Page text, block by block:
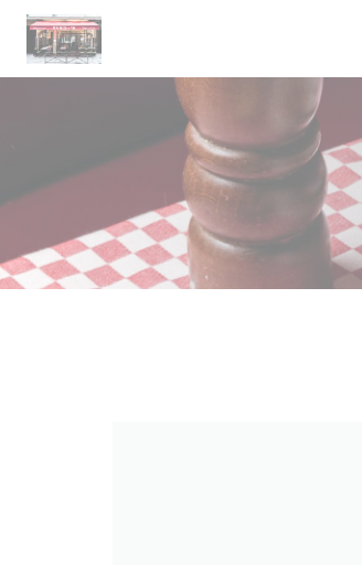
CCookie-styringspanel